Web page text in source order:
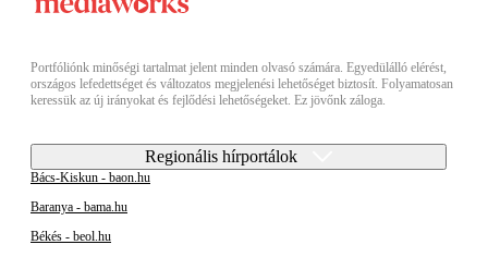
Portfóliónk minőségi tartalmat jelent minden olvasó számára. Egyedülálló elérést,
országos lefedettséget és változatos megjelenési lehetőséget biztosít. Folyamatosan
keressük az új irányokat és fejlődési lehetőségeket. Ez jövőnk záloga.
Regionális hírportálok
Bács-Kiskun - baon.hu
Baranya - bama.hu
Békés - beol.hu